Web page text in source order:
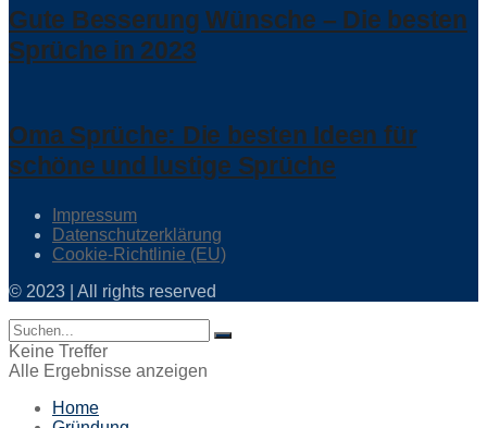
Gute Besserung Wünsche – Die besten
Sprüche in 2023
Oma Sprüche: Die besten Ideen für
schöne und lustige Sprüche
Impressum
Datenschutzerklärung
Cookie-Richtlinie (EU)
© 2023 | All rights reserved
Keine Treffer
Alle Ergebnisse anzeigen
Home